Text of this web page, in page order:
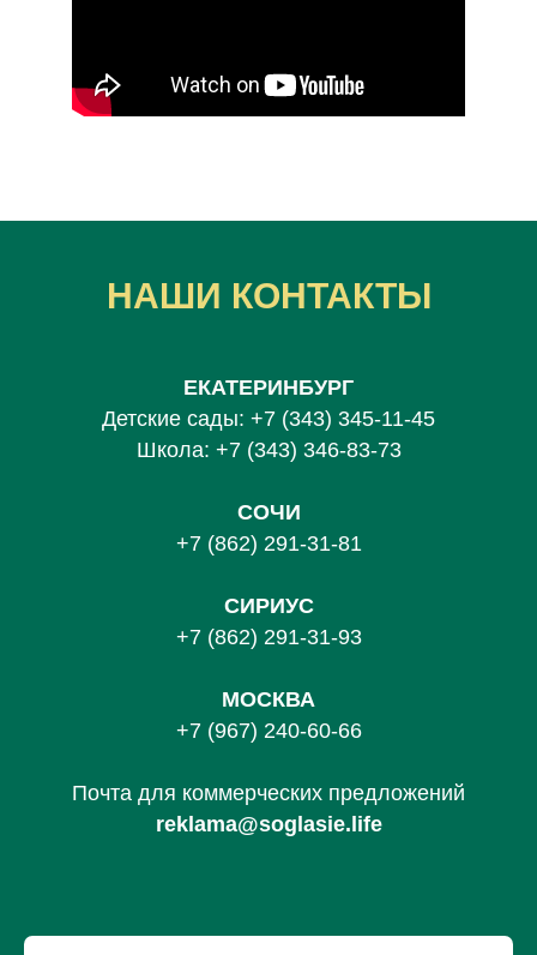
НАШИ КОНТАКТЫ
ЕКАТЕРИНБУРГ
Детские сады: +7 (343) 345-11-45
Школа: +7 (343) 346-83-73
СОЧИ
+7 (862) 291-31-81
СИРИУС
+7 (862) 291-31-93
МОСКВА
+7 (967) 240-60-66
Почта для коммерческих предложений
reklama@soglasie.life